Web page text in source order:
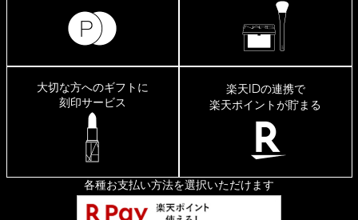
大切な方へのギフトに
刻印サービス
楽天IDの連携で
楽天ポイントが貯まる
各種お支払い方法を選択いただけます